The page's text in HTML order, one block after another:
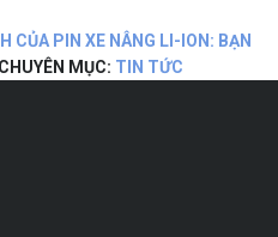
CỦA PIN XE NÂNG LI-ION: BẠN
MỤC: TIN TỨC